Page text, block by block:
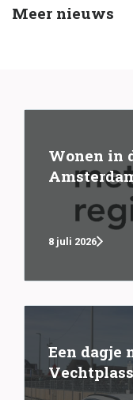
Meer nieuws
Wonen in
8 juli 2026
Een dagje